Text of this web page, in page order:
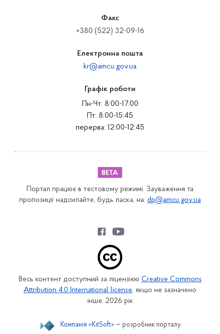
Факс
+380 (522) 32-09-16
Електронна пошта
kr@amcu.gov.ua
Графік роботи
Пн-Чт: 8:00-17:00
Пт: 8:00-15:45
перерва: 12:00-12:45
Портал працює в тестовому режимі. Зауваження та
пропозиції надсилайте, будь ласка, на: dp@amcu.gov.ua
Весь контент доступний за ліцензією Creative Commons
Attribution 4.0 International license, якщо не зазначено
інше. 2026 рік
Компанія «KitSoft» — розробник порталу